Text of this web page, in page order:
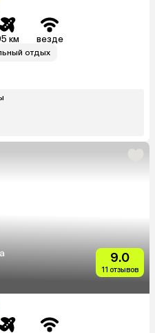
км везде
отдых
9.0
11 отзывов